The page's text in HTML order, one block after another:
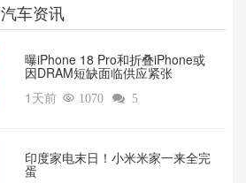
汽车资讯
曝iPhone 18 Pro和折叠iPhone或
因DRAM短缺面临供应紧张
1天前  1070  5
印度家电末日！小米米家一来全完
蛋